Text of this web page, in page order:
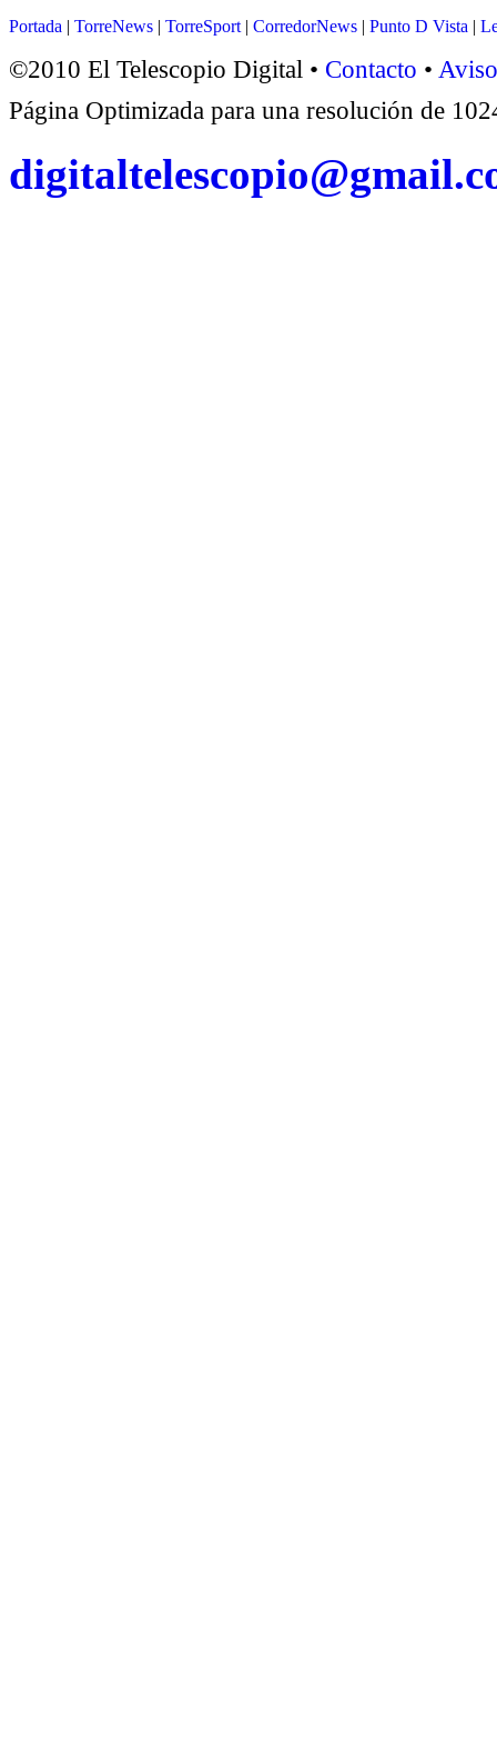
Portada | TorreNews | TorreSport | CorredorNews | Punto D Vista |
©2010 El Telescopio Digital • Contacto •
Página Optimizada para una resolución de